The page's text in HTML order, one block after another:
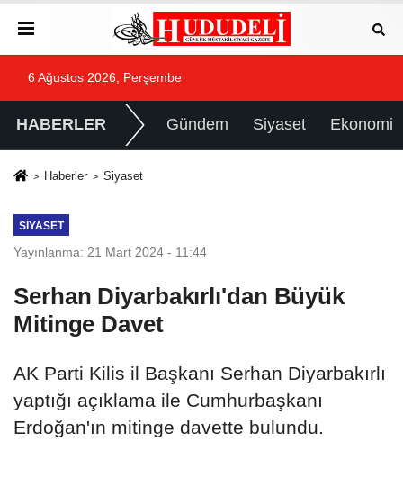
6 Ağustos 2026, Perşembe
HABERLER Gündem Siyaset Ekonomi
Haberler Siyaset
SIYASET
Yayınlanma: 21 Mart 2024 - 11:44
Serhan Diyarbakırlı'dan Büyük
Mitinge Davet
AK Parti Kilis il Başkanı Serhan Diyarbakırlı
yaptığı açıklama ile Cumhurbaşkanı
Erdoğan'ın mitinge davette bulundu.